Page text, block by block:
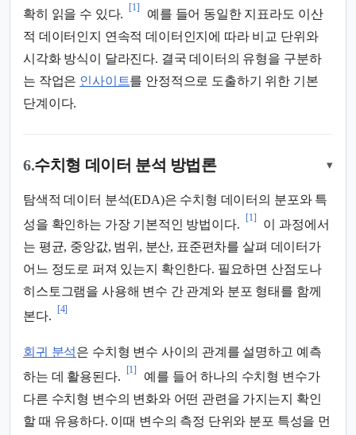
확히 읽을 수 있다.
[1]
예를 들어 동일한 지표라도 이산
적 데이터인지 연속적 데이터인지에 따라 비교 단위와
시각화 방식이 달라진다. 결국 데이터의 유형을 구분하
는 작업은 인사이트를 안정적으로 도출하기 위한 기본
단계이다.
6.수치형 데이터 분석 방법론 ▾
탐색적 데이터 분석(EDA)은 수치형 데이터의 분포와 특
성을 확인하는 가장 기본적인 방법이다.
[1]
이 과정에서
는 평균, 중앙값, 범위, 분산, 표준편차를 살펴 데이터가
어느 정도로 퍼져 있는지 확인한다. 필요하면 산점도나
히스토그램을 사용해 변수 간 관계와 분포 형태를 함께
본다.
[4]
회귀 분석은 수치형 변수 사이의 관계를 설명하고 예측
하는 데 활용된다.
[1]
예를 들어 하나의 수치형 변수가
다른 수치형 변수의 변화와 어떤 관련을 가지는지 확인
할 때 유용하다. 이때 변수의 측정 단위와 분포 특성을 먼